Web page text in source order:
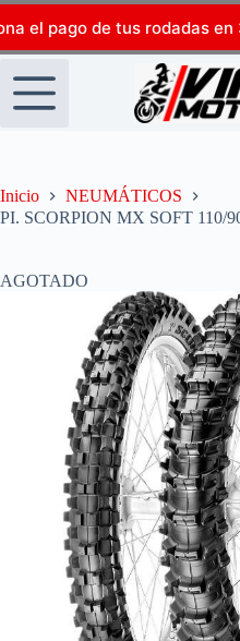
el pago de tus rodadas
Inicio
NEUMÁTICOS
PI. SCORPION MX SOFT 110/
AGOTADO